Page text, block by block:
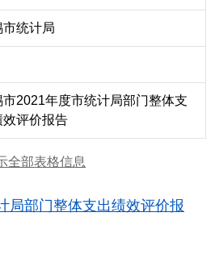
市统计局
市2021年度市统计局部门整体支
效评价报告
全部表格信息
局部门整体支出绩效评价报